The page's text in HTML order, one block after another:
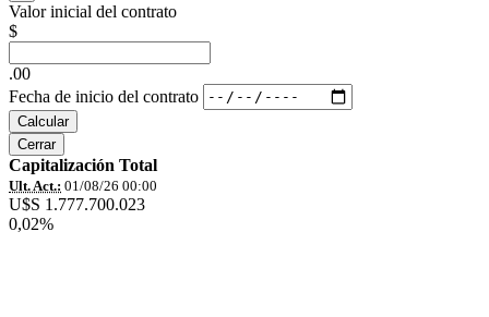
Valor inicial del contrato
$
.00
Fecha de inicio del contrato
Calcular
Cerrar
Capitalización Total
Ult. Act.: 01/08/26 00:00
U$S 1.777.700.023
0,02%